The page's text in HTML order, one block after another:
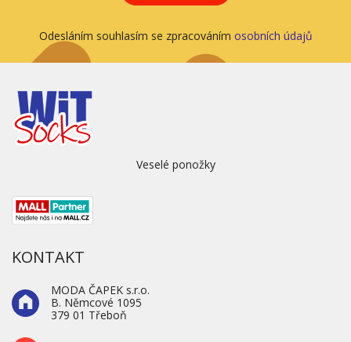
Odesláním souhlasím se zpracováním osobních údajů
Veselé ponožky
KONTAKT
MODA ČAPEK s.r.o.
B. Němcové 1095
379 01 Třeboň